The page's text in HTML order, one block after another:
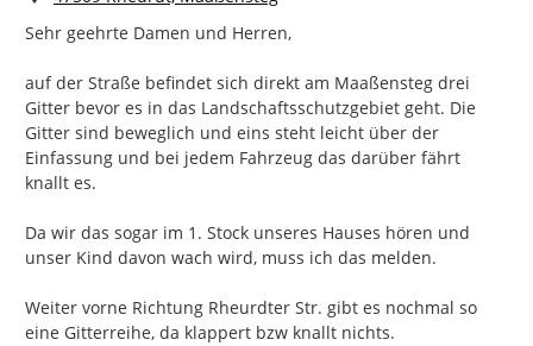
Sehr geehrte Damen und Herren,
auf der Straße befindet sich direkt am Maaßensteg drei
Gitter bevor es in das Landschaftsschutzgebiet geht. Die
Gitter sind beweglich und eins steht leicht über der
Einfassung und bei jedem Fahrzeug das darüber fährt
knallt es.
Da wir das sogar im 1. Stock unseres Hauses hören und
unser Kind davon wach wird, muss ich das melden.
Weiter vorne Richtung Rheurdter Str. gibt es nochmal so
eine Gitterreihe, da klappert bzw knallt nichts.